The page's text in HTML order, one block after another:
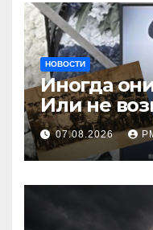
НОВОСТИ
Иногда
Или не
07.08.2026